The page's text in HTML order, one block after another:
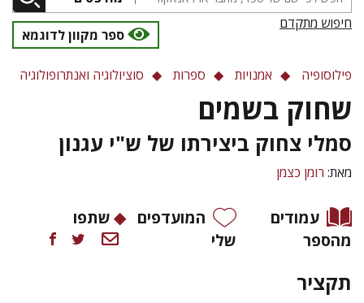
חיפוש מתקדם
ספר מקוון לדוגמא
פילוסופיה אמנויות ספרות סוציולוגיה ואנתרופולוגיה
שחוק בשמים
סמלי צחוק ביצירתו של ש"י עגנון
מאת: רומן כצמן
עמודים
מהספר
המועדפים
שלי
שתפו
תקציר